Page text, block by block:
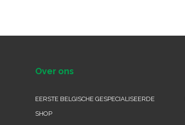
Over ons
EERSTE BELGISCHE GESPECIALISEERDE
SHOP